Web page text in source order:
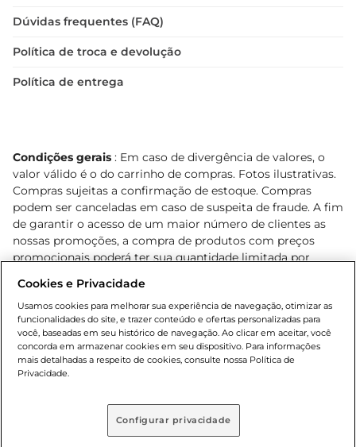
Dúvidas frequentes (FAQ)
Política de troca e devolução
Política de entrega
Condições gerais : Em caso de divergência de valores, o
valor válido é o do carrinho de compras. Fotos ilustrativas.
Compras sujeitas a confirmação de estoque. Compras
podem ser canceladas em caso de suspeita de fraude. A fim
de garantir o acesso de um maior número de clientes as
nossas promoções, a compra de produtos com preços
promocionais poderá ter sua quantidade limitada por
o e-commerce e válidos durante o dia de hoje, podendo
sofrer alterações sem prévia notificação. Proibida a venda
de bebidas alcoólicas para menores de 18 anos, conforme
Lei n.º 8069/90, art. 81, inciso II (Estatuto da Criança e do
Adolescente). Preços e condições exclusivos para o
www.bretas.com.br
Cookies e Privacidade
Usamos cookies para melhorar sua experiência de navegação, otimizar as
funcionalidades do site, e trazer conteúdo e ofertas personalizadas para
você, baseadas em seu histórico de navegação. Ao clicar em aceitar, você
concorda em armazenar cookies em seu dispositivo. Para informações
mais detalhadas a respeito de cookies, consulte nossa Política de
Privacidade.
Configurar privacidade